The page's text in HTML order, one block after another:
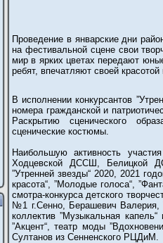
Проведение в январские дни
на фестивальной сцене свои
мир в ярких цветах передают
ребят, впечатляют своей
В исполнении конкурсантов
номера гражданской и
Раскрытию сценического
сценические костюмы.
Наибольшую активность
Ходцевской ДССШ, Белицкой
”Утренней звезды“ 2020, 2021
красота“, ”Молодые голоса“,
смотра-конкурса детского
№1 г.Сенно, Берашевич
коллектив ”Музыкальная
”Акцент“, театр моды
Султанов из Сенненского РЦДиМ.